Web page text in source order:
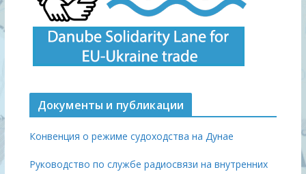
Документы и публикации
Конвенция о режиме судоходства на Дунае
Руководство по службе радиосвязи на внутренних